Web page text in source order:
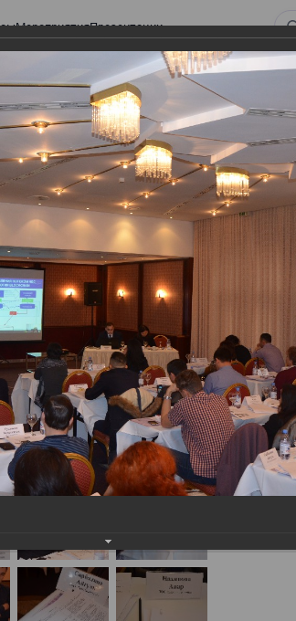
МероприятияПрезентации